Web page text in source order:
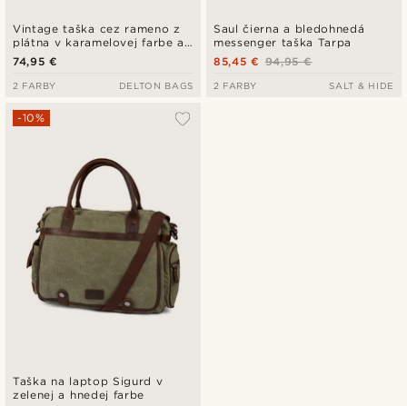
Vintage taška cez rameno z
plátna v karamelovej farbe a
hnedej kože
74,95 €
2 FARBY DELTON BAGS
Saul čierna a bledohnedá
messenger taška Tarpa
94,95 €
85,45 €
2 FARBY SALT & HIDE
Taška na laptop Sigurd v
zelenej a hnedej farbe
-10%